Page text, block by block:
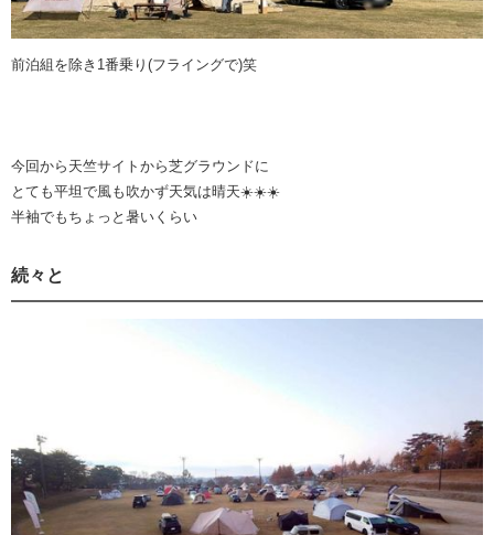
前泊組を除き1番乗り(フライングで)笑
今回から天竺サイトから芝グラウンドに
とても平坦で風も吹かず天気は晴天☀️☀️☀️
半袖でもちょっと暑いくらい
続々と